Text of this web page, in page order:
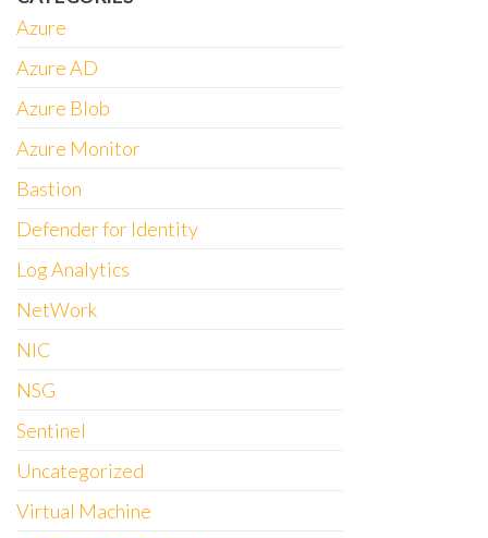
Azure
Azure AD
Azure Blob
Azure Monitor
Bastion
Defender for Identity
Log Analytics
NetWork
NIC
NSG
Sentinel
Uncategorized
Virtual Machine